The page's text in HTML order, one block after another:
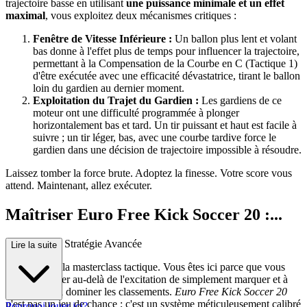
trajectoire basse en utilisant une puissance minimale et un effet
maximal, vous exploitez deux mécanismes critiques :
Fenêtre de Vitesse Inférieure : Un ballon plus lent et volant
bas donne à l'effet plus de temps pour influencer la trajectoire,
permettant à la Compensation de la Courbe en C (Tactique 1)
d'être exécutée avec une efficacité dévastatrice, tirant le ballon
loin du gardien au dernier moment.
Exploitation du Trajet du Gardien : Les gardiens de ce
moteur ont une difficulté programmée à plonger
horizontalement bas et tard. Un tir puissant et haut est facile à
suivre ; un tir léger, bas, avec une courbe tardive force le
gardien dans une décision de trajectoire impossible à résoudre.
Laissez tomber la force brute. Adoptez la finesse. Votre score vous
attend. Maintenant, allez exécuter.
Maîtriser Euro Free Kick Soccer 20 :...
Un Guide de Stratégie Avancée
Bienvenue à la masterclass tactique. Vous êtes ici parce que vous
êtes prêt à aller au-delà de l'excitation de simplement marquer et à
commencer à dominer les classements. Euro Free Kick Soccer 20
n'est pas un jeu de chance ; c'est un système méticuleusement calibré
Lire la suite